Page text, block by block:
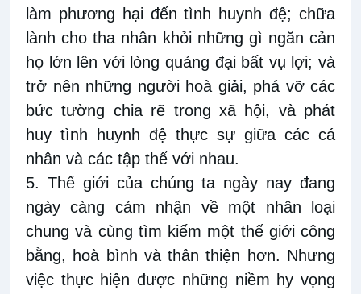
làm phương hại đến tình huynh đệ; chữa
lành cho tha nhân khỏi những gì ngăn cản
họ lớn lên với lòng quảng đại bất vụ lợi; và
trở nên những người hoà giải, phá vỡ các
bức tường chia rẽ trong xã hội, và phát
huy tình huynh đệ thực sự giữa các cá
nhân và các tập thể với nhau.
5. Thế giới của chúng ta ngày nay đang
ngày càng cảm nhận về một nhân loại
chung và cùng tìm kiếm một thế giới công
bằng, hoà bình và thân thiện hơn. Nhưng
việc thực hiện được những niềm hy vọng